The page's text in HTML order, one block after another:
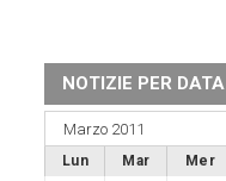
NOTIZIE PER DATA
Marzo 2011
Lun Mar Mer